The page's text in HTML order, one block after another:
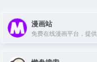
漫画站